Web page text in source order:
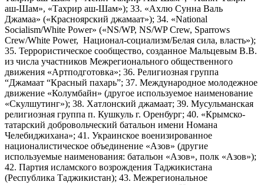
аш-Шам», «Тахрир аш-Шам»); 33. «Ахлю Сунна Валь
Джамаа» («Красноярский джамаат»); 34. «National
Socialism/White Power» («NS/WP, NS/WP Crew, Sparrows
Crew/White Power, Национал-социализм/Белая сила, власть»);
35. Террористическое сообщество, созданное Мальцевым В.В.
из числа участников Межрегионального общественного
движения «Артподготовка»; 36. Религиозная группа
“Джамаат “Красный пахарь”; 37. Международное молодежное
движение «Колумбайн» (другое используемое наименование
«Скулшутинг»); 38. Хатлонский джамаат; 39. Мусульманская
религиозная группа п. Кушкуль г. Оренбург; 40. «Крымско-
татарский добровольческий батальон имени Номана
Челебиджихана»; 41. Украинское военизированное
националистическое объединение «Азов» (другие
используемые наименования: батальон «Азов», полк «Азов»);
42. Партия исламского возрождения Таджикистана
(Республика Таджикистан); 43. Межрегиональное